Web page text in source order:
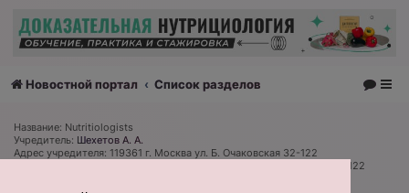
Новостной портал Список разделов
Название: Nutritiologists
Учредитель: Шехетов А. А.
Адрес учредителя: 119361 г. Москва ул. Б. Очаковская 32-122
Адрес редакции и издателя: 119361 г. Москва ул. Б. Очаковская 32-122